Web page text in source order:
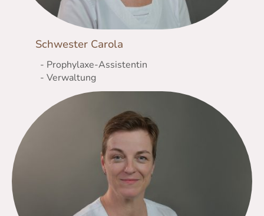
Schwester Carola
- Prophylaxe-Assistentin
- Verwaltung